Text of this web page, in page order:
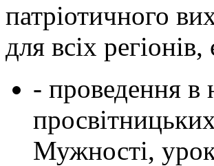
патріотичного
для всіх регіонів,
- проведення в
Мужності,